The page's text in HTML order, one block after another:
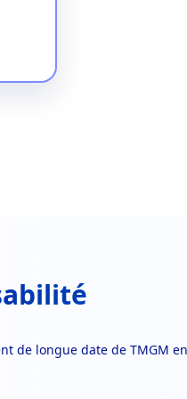
de longue date de TMGM